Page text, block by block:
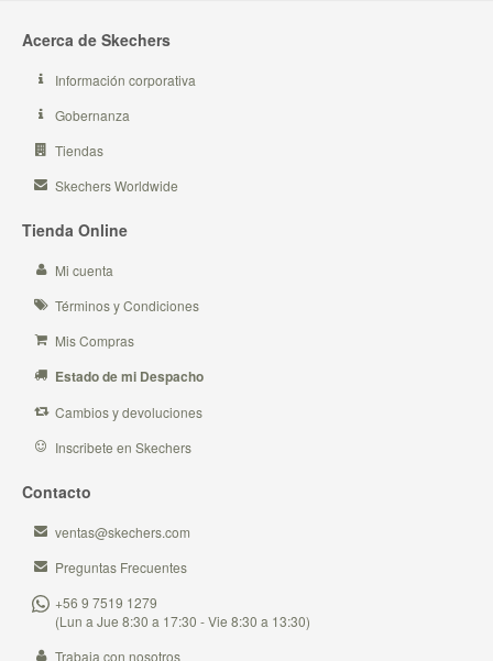
Acerca de Skechers
Información corporativa
Gobernanza
Tiendas
Skechers Worldwide
Tienda Online
Mi cuenta
Términos y Condiciones
Mis Compras
Estado de mi Despacho
Cambios y devoluciones
Inscribete en Skechers
Contacto
ventas@skechers.com
Preguntas Frecuentes
+56 9 7519 1279
(Lun a Jue 8:30 a 17:30 - Vie 8:30 a 13:30)
Trabaja con nosotros